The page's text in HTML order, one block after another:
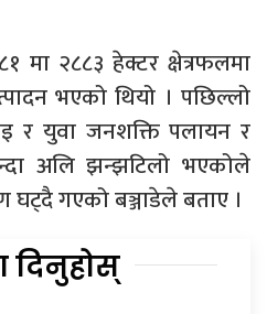
मा २८८३ हेक्टर क्षेत्रफलमा
भएको थियो । पछिल्लो
र युवा जनशक्ति पलायन र
अलि झन्झटिलो भएकोले
गएको बञ्जाडेले बताए ।
दिनुहोस्